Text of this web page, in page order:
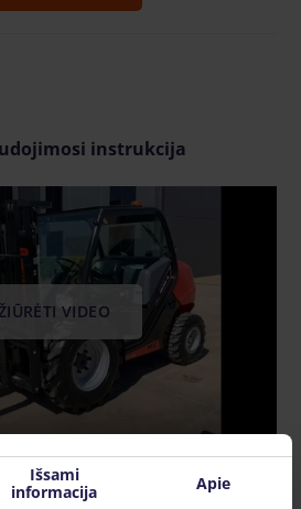
instrukcija
VIDEO
Išsami
informacija
Apie